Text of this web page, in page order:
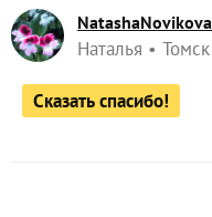
NatashaNovikova
Наталья Томск
Сказать спасибо!